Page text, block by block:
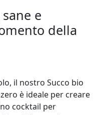
e
della
il nostro Succo bio
è ideale per creare
cocktail per